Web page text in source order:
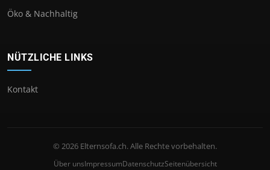
Öko & Nachhaltig
NÜTZLICHE LINKS
Kontakt
© 2026 Elternsofa.ch. Alle Rechte vorbehalten.
Über unsImpressumDatenschutzSeitenübersicht